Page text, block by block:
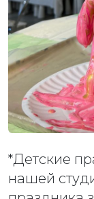
*Детские
нашей